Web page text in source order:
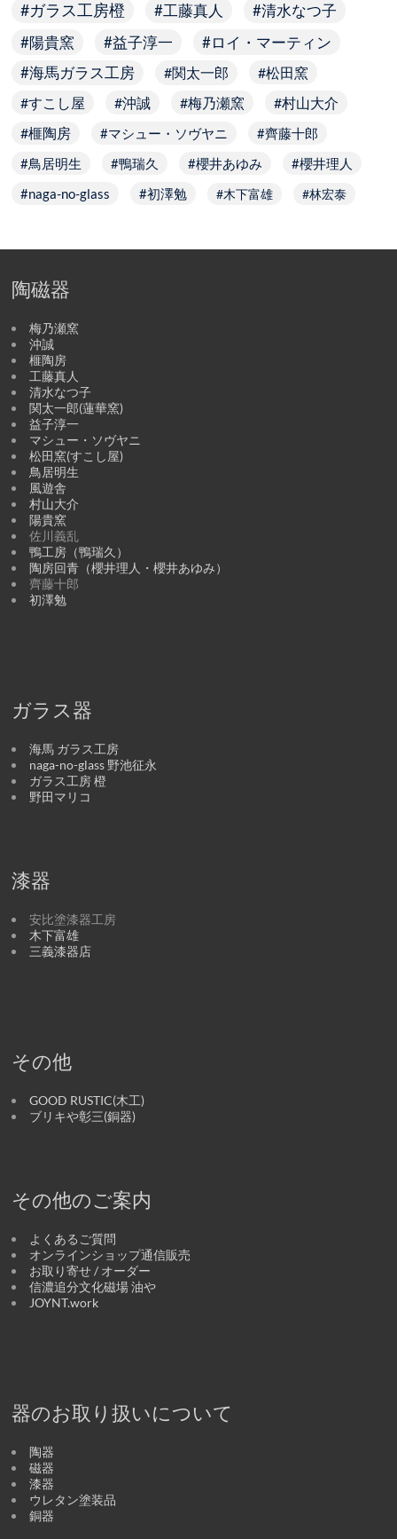
ガラス工房橙 工藤真人
清水なつ子
陽貴窯
益子淳一 ロイ・マーティン
海馬ガラス工房 関太一郎
松田窯
すこし屋
沖誠 梅乃瀬窯 村山大介
榧陶房 マシュー・ソヴヤニ
齊藤十郎
鳥居明生
鴨瑞久 櫻井あゆみ
櫻井理人
naga-no-glass
初澤勉 木下富雄 林宏泰
陶磁器
梅乃瀬窯
沖誠
榧陶房
工藤真人
清水なつ子
関太一郎(蓮華窯)
益子淳一
マシュー・ソヴヤニ
松田窯(すこし屋)
鳥居明生
風遊舎
村山大介
陽貴窯
佐川義乱
鴨工房（鴨瑞久）
陶房回青（櫻井理人・櫻井あゆみ）
齊藤十郎
初澤勉
ガラス器
海馬 ガラス工房
naga-no-glass 野池征永
ガラス工房 橙
野田マリコ
漆器
安比塗漆器工房
木下富雄
三義漆器店
その他
GOOD RUSTIC(木工)
ブリキや彰三(銅器)
その他のご案内
よくあるご質問
オンラインショップ通信販売
お取り寄せ / オーダー
信濃追分文化磁場 油や
JOYNT.work
器のお取り扱いについて
陶器
磁器
漆器
ウレタン塗装品
銅器